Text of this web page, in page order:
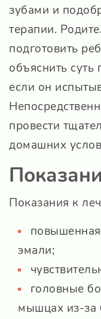
зубами и
терапии.
подготовить
объяснить
если он
провести
домашних
Показания к
повышенная
эмали;
головные
мышцах из-за